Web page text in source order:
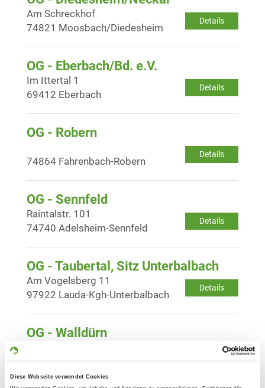
Diese Webseite verwendet Cookies
Details
Am Schreckhof
74821 Moosbach/Diedesheim
OG - Eberbach/Bd. e.V.
Details
Im Ittertal 1
69412 Eberbach
OG - Robern
Details
74864 Fahrenbach-Robern
OG - Sennfeld
Details
Raintalstr. 101
74740 Adelsheim-Sennfeld
OG - Taubertal, Sitz Unterbalbach
Details
Am Vogelsberg 11
97922 Lauda-Kgh-Unterbalbach
OG - Walldürn
Details
74731 Walldürn